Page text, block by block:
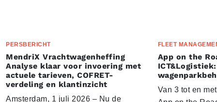
PERSBERICHT
MendriX Vrachtwagenheffing
Analyse klaar voor invoering met
actuele tarieven, COFRET-
verdeling en klantinzicht
Amsterdam, 1 juli 2026 – Nu de
FLEET
App on the
Van 3 tot en